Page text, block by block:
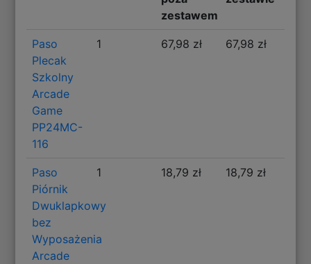
zestawem
Paso
Plecak
Szkolny
Arcade
Game
PP24MC-
116
1 67,98 zł 67,98 zł
Paso
Piórnik
Dwuklapkowy
bez
Wyposażenia
Arcade
1 18,79 zł 18,79 zł